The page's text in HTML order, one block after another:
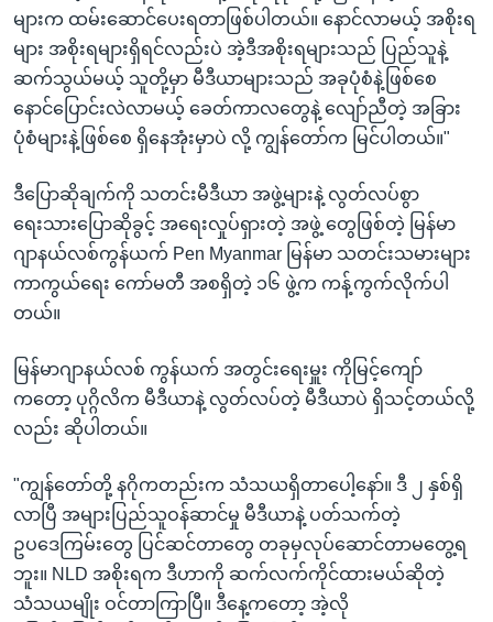
များက ထမ်းဆောင်ပေးရတာဖြစ်ပါတယ်။ နောင်လာမယ့် အစိုးရ
များ အစိုးရများရှိရင်လည်းပဲ အဲ့ဒီအစိုးရများသည် ပြည်သူနဲ့
ဆက်သွယ်မယ့် သူတို့မှာ မီဒီယာများသည် အခုပုံစံနဲ့ဖြစ်စေ
နောင်ပြောင်းလဲလာမယ့် ခေတ်ကာလတွေနဲ့ လျော်ညီတဲ့ အခြား
ပုံစံများနဲ့ဖြစ်စေ ရှိနေအုံးမှာပဲ လို့ ကျွန်တော်က မြင်ပါတယ်။"
ဒီပြောဆိုချက်ကို သတင်းမီဒီယာ အဖွဲ့များနဲ့ လွတ်လပ်စွာ
ရေးသားပြောဆိုခွင့် အရေးလှုပ်ရှားတဲ့ အဖွဲ့ တွေဖြစ်တဲ့ မြန်မာ
ဂျာနယ်လစ်ကွန်ယက် Pen Myanmar မြန်မာ သတင်းသမားများ
ကာကွယ်ရေး ကော်မတီ အစရှိတဲ့ ၁၆ ဖွဲ့က ကန့်ကွက်လိုက်ပါ
တယ်။
မြန်မာဂျာနယ်လစ် ကွန်ယက် အတွင်းရေးမှူး ကိုမြင့်ကျော်
ကတော့ ပုဂ္ဂိလိက မီဒီယာနဲ့ လွတ်လပ်တဲ့ မီဒီယာပဲ ရှိသင့်တယ်လို့
လည်း ဆိုပါတယ်။
"ကျွန်တော်တို့ နဂိုကတည်းက သံသယရှိတာပေါ့နော်။ ဒီ ၂ နှစ်ရှိ
လာပြီ အများပြည်သူဝန်ဆာင်မှု မီဒီယာနဲ့ ပတ်သက်တဲ့
ဥပဒေကြမ်းတွေ ပြင်ဆင်တာတွေ တခုမှလုပ်ဆောင်တာမတွေ့ရ
ဘူး။ NLD အစိုးရက ဒီဟာကို ဆက်လက်ကိုင်ထားမယ်ဆိုတဲ့
သံသယမျိုး ဝင်တာကြာပြီ။ ဒီနေ့ကတော့ အဲ့လို